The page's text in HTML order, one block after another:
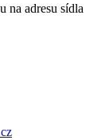
na adresu sídla